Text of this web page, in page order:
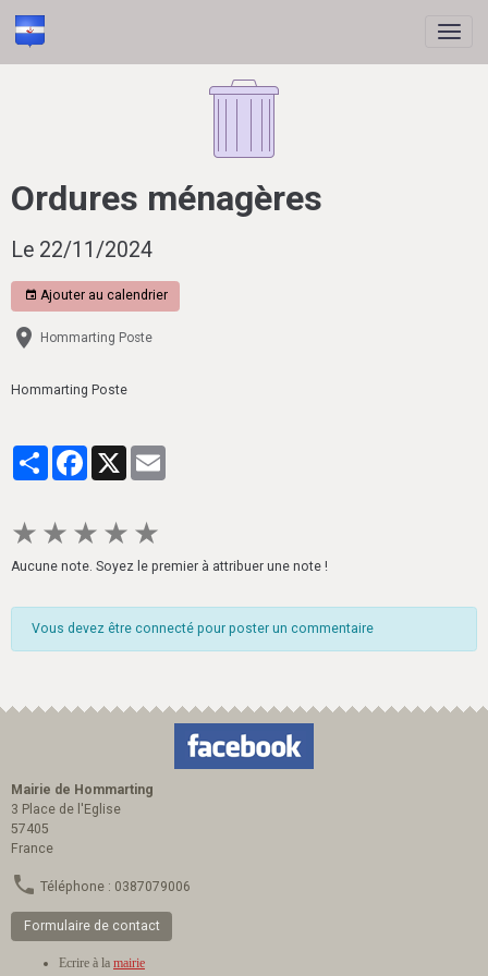
Ordures ménagères
Le 22/11/2024
Ajouter au calendrier
Hommarting Poste
Hommarting Poste
PartagerFacebook
X
★ ★ ★ ★ ★
Aucune note. Soyez le premier à attribuer une note !
Vous devez être connecté pour poster un commentaire
Mairie de Hommarting
3 Place de l'Eglise
57405
France
Téléphone : 0387079006
Formulaire de contact
Ecrire à la mairie